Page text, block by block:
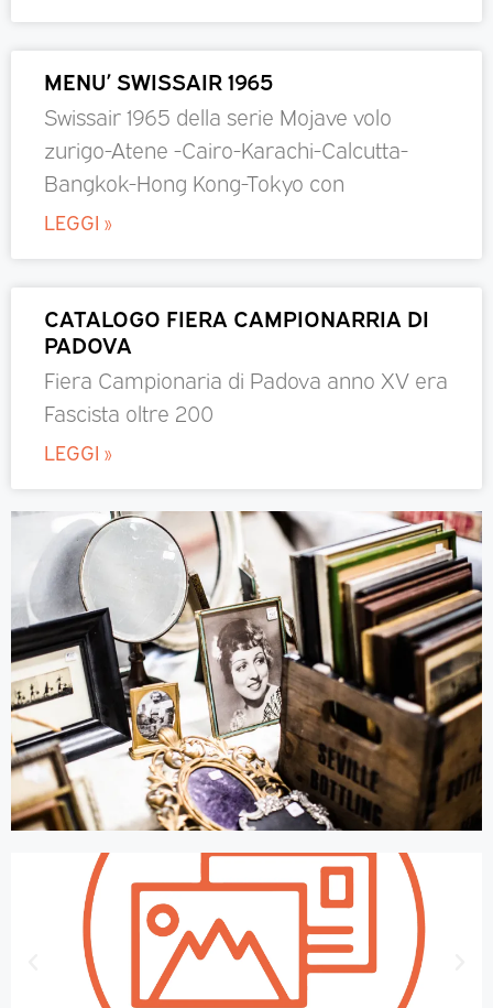
MENU’ SWISSAIR 1965
Swissair 1965 della serie Mojave volo
zurigo-Atene -Cairo-Karachi-Calcutta-
Bangkok-Hong Kong-Tokyo con
LEGGI »
CATALOGO FIERA CAMPIONARRIA DI
PADOVA
Fiera Campionaria di Padova anno XV era
Fascista oltre 200
LEGGI »